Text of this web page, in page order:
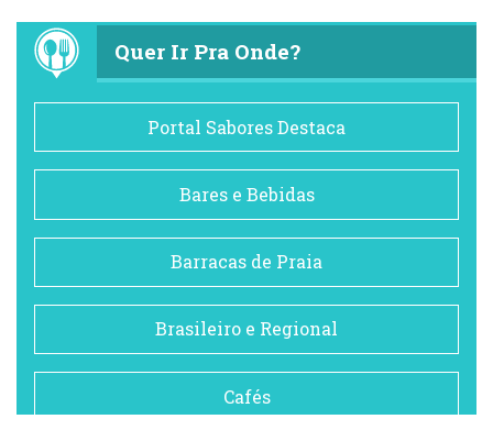
Quer Ir Pra Onde?
Portal Sabores Destaca
Bares e Bebidas
Barracas de Praia
Brasileiro e Regional
Cafés